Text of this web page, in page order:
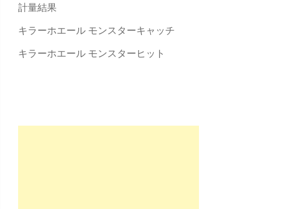
計量結果
キラーホエール モンスターキャッチ
キラーホエール モンスターヒット